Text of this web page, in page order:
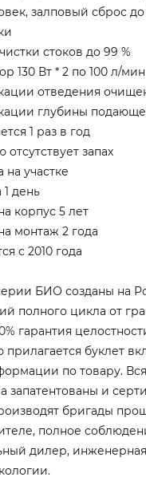
залповый сброс
стоков до 99 %
130 Вт * 2 по 100 л/мин
отведения
глубины
1 раз в год
отсутствует запах
на участке
день
корпус 5 лет
монтаж 2 года
с 2010 года
БИО созданы на
полного цикла от
гарантия
прилагается буклет
по товару.
запатентованы и
бригады
полное
дилер,